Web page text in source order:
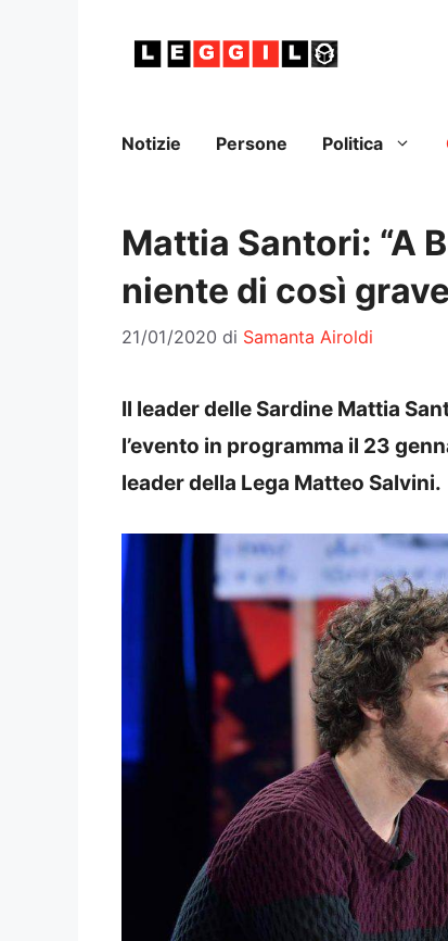
Notizie Persone Politica
Mattia Santori: “A
niente di così
21/01/2020 di Samanta Airoldi
Il leader delle Sardine Mattia
l’evento in programma il 23
leader della Lega Matteo Salvini.